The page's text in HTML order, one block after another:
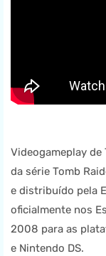
Videogameplay
da série Tomb
e distribuído pela
oficialmente nos
2008 para as
e Nintendo DS.